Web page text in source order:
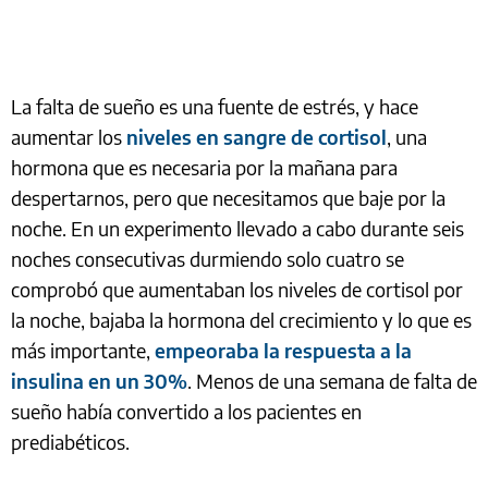
La falta de sueño es una fuente de estrés, y hace
aumentar los niveles en sangre de cortisol, una
hormona que es necesaria por la mañana para
despertarnos, pero que necesitamos que baje por la
noche. En un experimento llevado a cabo durante seis
noches consecutivas durmiendo solo cuatro se
comprobó que aumentaban los niveles de cortisol por
la noche, bajaba la hormona del crecimiento y lo que es
más importante, empeoraba la respuesta a la
insulina en un 30%. Menos de una semana de falta de
sueño había convertido a los pacientes en
prediabéticos.